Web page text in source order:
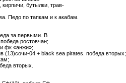
бутылки, трав-
Педо по тапкам и к акабам.
за первыми. В
ростовчан;
фк «анжи»;
04 + black sea pirates. победа вторых;
вторых.